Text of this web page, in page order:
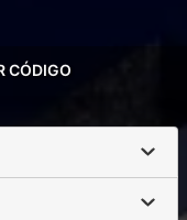
CÓDIGO